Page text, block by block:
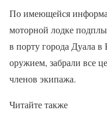
По имеющейся
моторной лодке
в порту города Дуала
оружием, забрали все
членов экипажа.
Читайте также